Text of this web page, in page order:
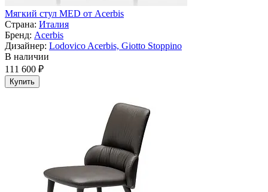
Мягкий стул MED от Acerbis
Страна: Италия
Бренд: Acerbis
Дизайнер: Lodovico Acerbis, Giotto Stoppino
В наличии
111 600 ₽
Купить